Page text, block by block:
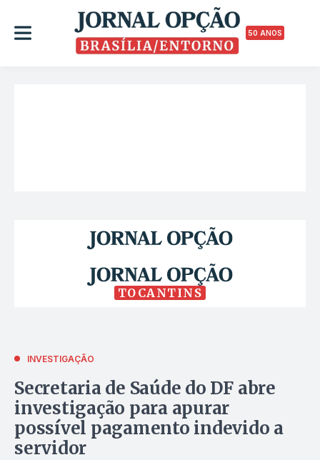
50 ANOS
TOCANTINS
INVESTIGAÇÃO
Secretaria de Saúde do DF abre
investigação para apurar
possível pagamento indevido a
servidor